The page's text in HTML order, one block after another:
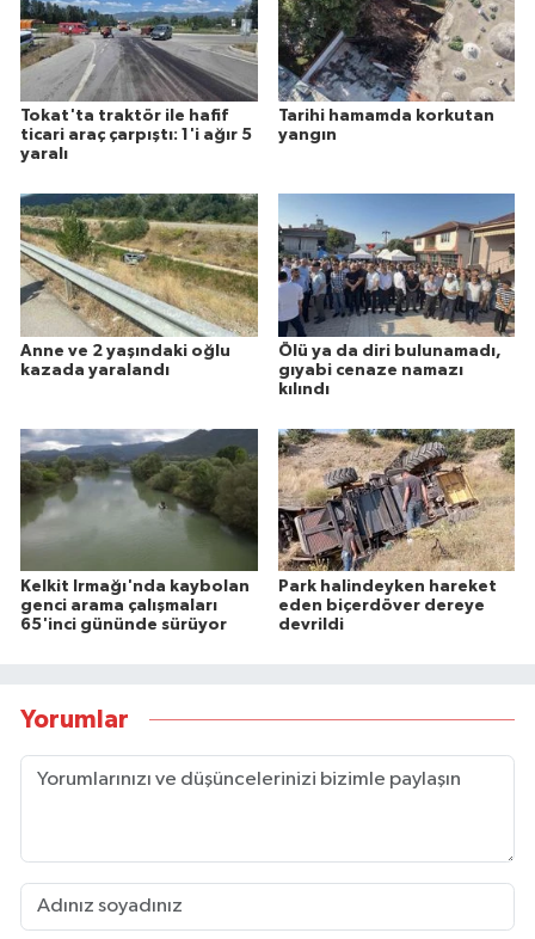
Tokat'ta traktör ile hafif
ticari araç çarpıştı: 1'i ağır 5
yaralı
Tarihi hamamda korkutan
yangın
Anne ve 2 yaşındaki oğlu
kazada yaralandı
Ölü ya da diri bulunamadı,
gıyabi cenaze namazı
kılındı
Kelkit Irmağı'nda kaybolan
genci arama çalışmaları
65'inci gününde sürüyor
Park halindeyken hareket
eden biçerdöver dereye
devrildi
Yorumlar